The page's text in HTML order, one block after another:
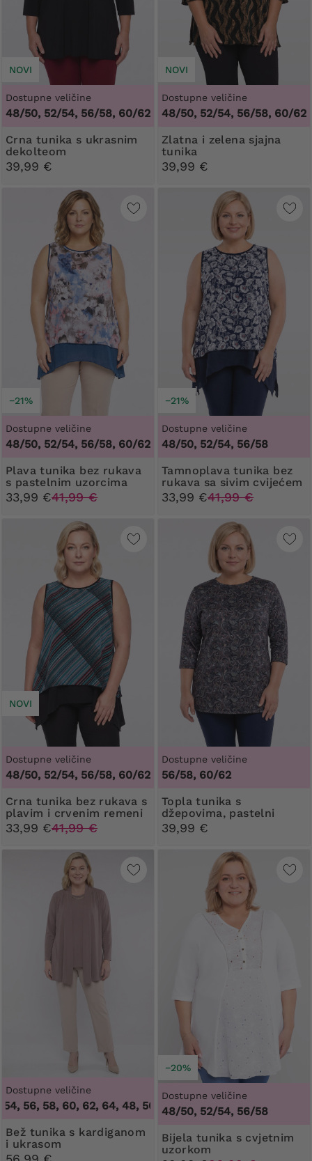
NOVI
Dostupne veličine
48/50, 52/54, 56/58, 60/62
Crna tunika s ukrasnim
dekolteom
39,99 €
NOVI
Dostupne veličine
48/50, 52/54, 56/58, 60/62
Zlatna i zelena sjajna
tunika
39,99 €
−21%
Dostupne veličine
48/50, 52/54, 56/58, 60/62
Plava tunika bez rukava
s pastelnim uzorcima
33,99 €41,99 €
−21%
Dostupne veličine
48/50, 52/54, 56/58
Tamnoplava tunika bez
rukava sa sivim cvijećem
33,99 €41,99 €
NOVI
Dostupne veličine
48/50, 52/54, 56/58, 60/62
Crna tunika bez rukava s
plavim i crvenim remeni
33,99 €41,99 €
Dostupne veličine
56/58, 60/62
Topla tunika s
džepovima, pastelni
uzorci
39,99 €
Dostupne veličine
58, 60, 62, 64, 48, 50, 52, 54, 56, 58, 60, 62, 64
Bež tunika s kardiganom
i ukrasom
−20%
Dostupne veličine
48/50, 52/54, 56/58
Bijela tunika s cvjetnim
uzorkom